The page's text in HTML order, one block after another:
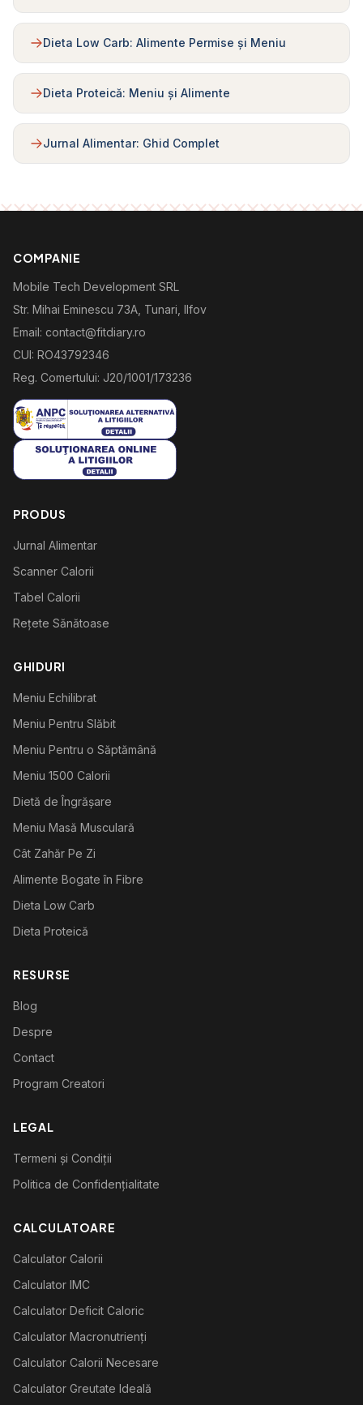
Dieta Low Carb: Alimente Permise și Meniu
Dieta Proteică: Meniu și Alimente
Jurnal Alimentar: Ghid Complet
COMPANIE
Mobile Tech Development SRL
Str. Mihai Eminescu 73A, Tunari, Ilfov
Email: contact@fitdiary.ro
CUI: RO43792346
Reg. Comertului: J20/1001/173236
PRODUS
Jurnal Alimentar
Scanner Calorii
Tabel Calorii
Rețete Sănătoase
GHIDURI
Meniu Echilibrat
Meniu Pentru Slăbit
Meniu Pentru o Săptămână
Meniu 1500 Calorii
Dietă de Îngrășare
Meniu Masă Musculară
Cât Zahăr Pe Zi
Alimente Bogate în Fibre
Dieta Low Carb
Dieta Proteică
RESURSE
Blog
Despre
Contact
Program Creatori
LEGAL
Termeni și Condiții
Politica de Confidențialitate
CALCULATOARE
Calculator Calorii
Calculator IMC
Calculator Deficit Caloric
Calculator Macronutrienți
Calculator Calorii Necesare
Calculator Greutate Ideală